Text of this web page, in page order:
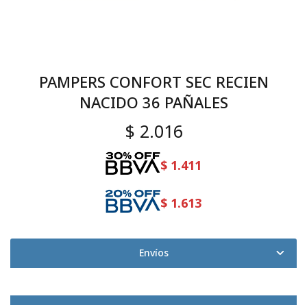
PAMPERS CONFORT SEC RECIEN
NACIDO 36 PAÑALES
$ 2.016
$ 1.411
$ 1.613
Envíos